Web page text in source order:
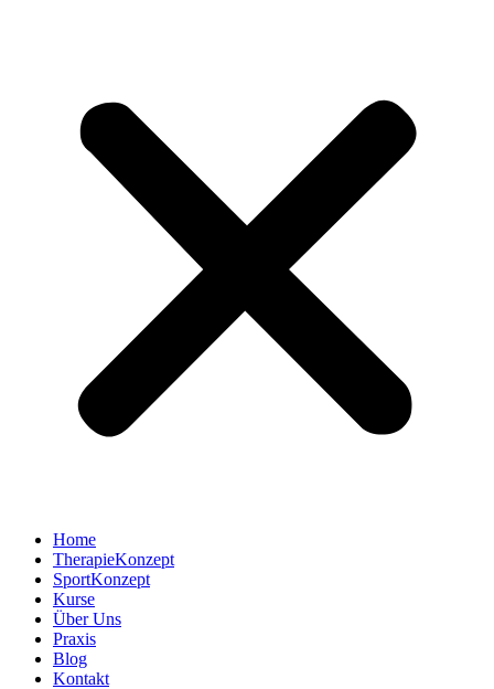
Home
TherapieKonzept
SportKonzept
Kurse
Über Uns
Praxis
Blog
Kontakt